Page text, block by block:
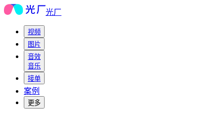
光厂
视频
图片
音效
音乐
接单
案例
更多